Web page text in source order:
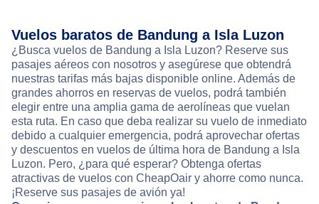
Vuelos baratos de Bandung a Isla Luzon
¿Busca vuelos de Bandung a Isla Luzon? Reserve sus
pasajes aéreos con nosotros y asegúrese que obtendrá
nuestras tarifas más bajas disponible online. Además de
grandes ahorros en reservas de vuelos, podrá también
elegir entre una amplia gama de aerolíneas que vuelan
esta ruta. En caso que deba realizar su vuelo de inmediato
debido a cualquier emergencia, podrá aprovechar ofertas
y descuentos en vuelos de última hora de Bandung a Isla
Luzon. Pero, ¿para qué esperar? Obtenga ofertas
atractivas de vuelos con CheapOair y ahorre como nunca.
¡Reserve sus pasajes de avión ya!